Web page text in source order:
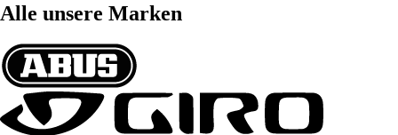
Alle unsere Marken